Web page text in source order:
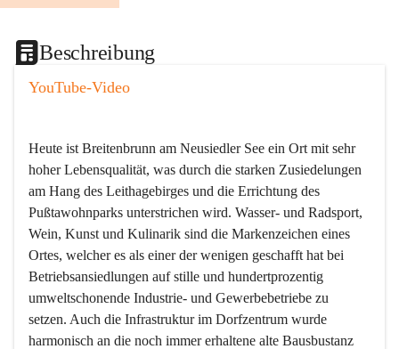
Beschreibung
YouTube-Video
Heute ist Breitenbrunn am Neusiedler See ein Ort mit sehr
hoher Lebensqualität, was durch die starken Zusiedelungen
am Hang des Leithagebirges und die Errichtung des
Pußtawohnparks unterstrichen wird. Wasser- und Radsport,
Wein, Kunst und Kulinarik sind die Markenzeichen eines
Ortes, welcher es als einer der wenigen geschafft hat bei
Betriebsansiedlungen auf stille und hundertprozentig
umweltschonende Industrie- und Gewerbebetriebe zu
setzen. Auch die Infrastruktur im Dorfzentrum wurde
harmonisch an die noch immer erhaltene alte Bausbustanz